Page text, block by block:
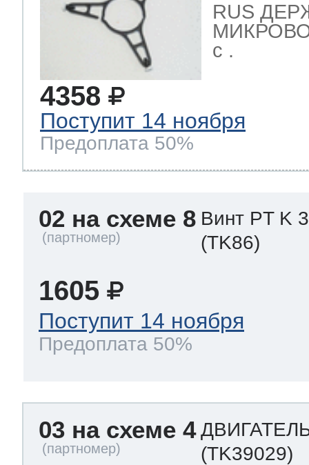
RUS
с .
4358
Поступит 14 ноября
Предоплата 50%
02 на схеме 8 Винт PT K
(TK86)
1605
Поступит 14 ноября
Предоплата 50%
03 на схеме 4
(TK39029)